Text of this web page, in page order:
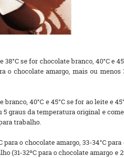
se for chocolate branco, 40°C e
o chocolate amargo, mais ou menos
40°C e 45°C se for ao leite e
graus da temperatura original e
trabalho.
o chocolate amargo, 33-34°C
(31-32ºC para o chocolate amargo e